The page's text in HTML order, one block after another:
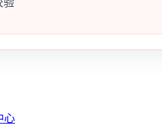
验
心